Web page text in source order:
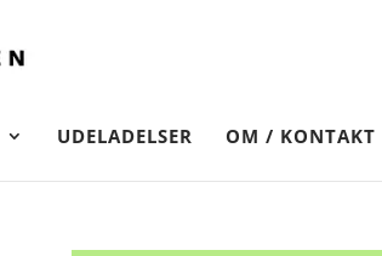
UDELADELSER OM / KONTAKT